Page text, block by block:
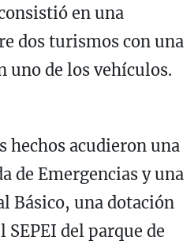
en una
dos turismos con una
uno de los vehículos.
hechos acudieron una
de Emergencias y una
Básico, una dotación
SEPEI del parque de